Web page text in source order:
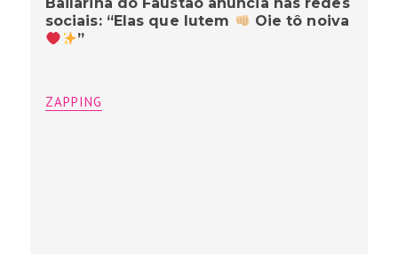
sociais: “Elas que lutem
Oie tô noiva
”
ZAPPING